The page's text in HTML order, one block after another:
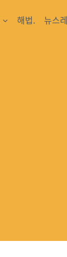
해법. 뉴스